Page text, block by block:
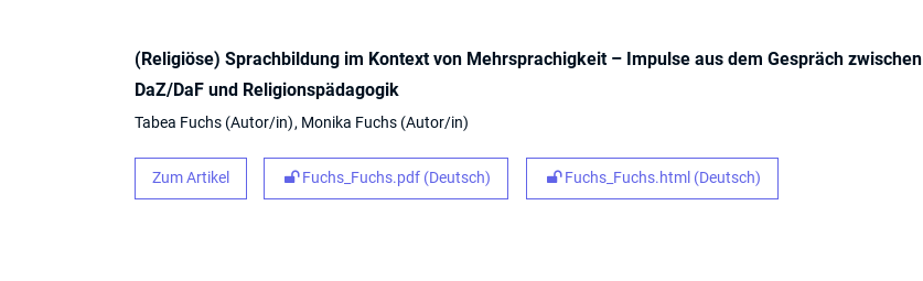
(Religiöse) Sprachbildung im Kontext von Mehrsprachigkeit – Impulse aus dem Gespräch zwischen
DaZ/DaF und Religionspädagogik
Tabea Fuchs Autor/in Monika Fuchs Autor/in
Zum Artikel Fuchs_Fuchs.pdf (Deutsch) Fuchs_Fuchs.html (Deutsch)